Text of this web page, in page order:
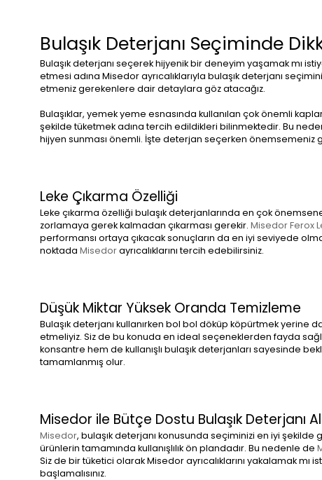
Bulaşık Deterjanı Seçiminde
Bulaşık deterjanı seçerek hijyenik bir deneyim yaşamak mı
etmesi adına Misedor ayrıcalıklarıyla bulaşık deterjanı
etmeniz gerekenlere dair detaylara göz atacağız.
Bulaşıklar, yemek yeme esnasında kullanılan çok önemli
şekilde tüketmek adına tercih edildikleri bilinmektedir. Bu
hijyen sunması önemli. İşte deterjan seçerken önemsemeniz
Leke Çıkarma Özelliği
Leke çıkarma özelliği bulaşık deterjanlarında en çok
zorlamaya gerek kalmadan çıkarması gerekir. Misedor Ferox
performansı ortaya çıkacak sonuçların da en iyi seviyede
noktada Misedorayrıcalıklarını tercih edebilirsiniz.
Düşük Miktar Yüksek Oranda Temizleme
Bulaşık deterjanı kullanırken bol bol döküp köpürtmek
etmeliyiz. Siz de bu konuda en ideal seçeneklerden fayda
konsantre hem de kullanışlı bulaşık deterjanları sayesinde
tamamlanmış olur.
Misedor ile Bütçe Dostu Bulaşık Deterjanı
Misedor, bulaşık deterjanı konusunda seçiminizi en iyi şekilde
ürünlerin tamamında kullanışlılık ön plandadır. Bu nedenle de
Siz de bir tüketici olarak Misedor ayrıcalıklarını yakalamak
başlamalısınız.